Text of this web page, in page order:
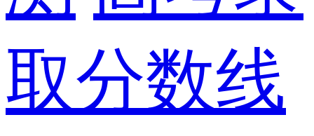
取分数线